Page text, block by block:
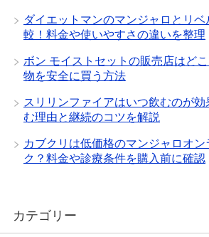
ダイエットマンのマンジャロとリ
較！料金や使いやすさの違いを整理
ボン モイストセットの販売店はど
物を安全に買う方法
スリリンファイアはいつ飲むのが
む理由と継続のコツを解説
カブクリは低価格のマンジャロオン
ク？料金や診療条件を購入前に確認
カテゴリー